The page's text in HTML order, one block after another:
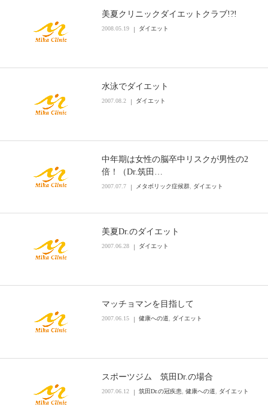
美夏クリニックダイエットクラブ!?!
2008.05.19 ダイエット
水泳でダイエット
2007.08.2 ダイエット
中年期は女性の脳卒中リスクが男性の2
倍！（Dr.筑田…
2007.07.7 メタボリック症候群 ダイエット
美夏Dr.のダイエット
2007.06.28 ダイエット
マッチョマンを目指して
2007.06.15 健康への道, ダイエット
スポーツジム 筑田Dr.の場合
2007.06.12 筑田Dr.の冠疾患 健康への道 ダイエット